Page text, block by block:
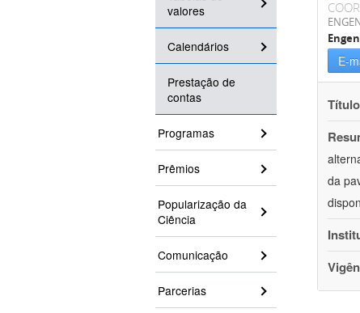
valores
Calendários
Prestação de
contas
Programas
Prêmios
Popularização da
Ciência
Comunicação
Parcerias
E-
da